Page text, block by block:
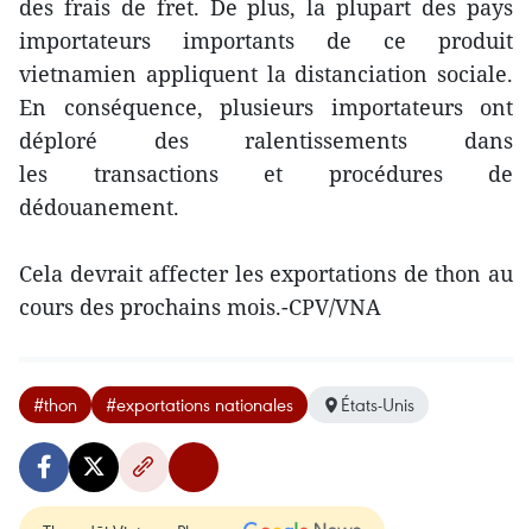
des frais de fret. De plus, la plupart des pays
importateurs importants de ce produit
vietnamien appliquent la distanciation sociale.
En conséquence, plusieurs importateurs ont
déploré des ralentissements dans
les transactions et procédures de
dédouanement.
Cela devrait affecter les exportations de thon au
cours des prochains mois.-CPV/VNA
#thon #exportations nationales États-Unis